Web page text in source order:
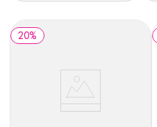
20%
6. shampoo
7.
pediasure
panolini